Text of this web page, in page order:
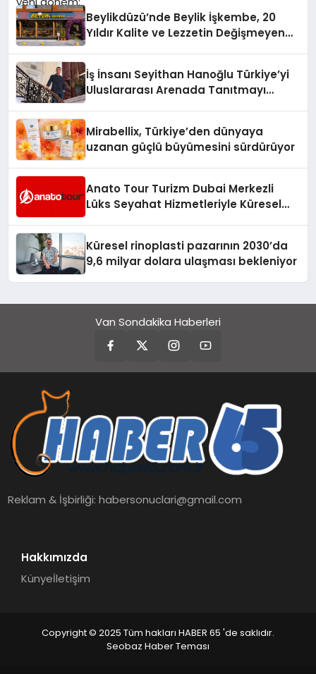
Beylikdüzü’nde Beylik İşkembe, 20
Yıldır Kalite ve Lezzetin Değişmeyen
İş İnsanı Seyithan Hanoğlu Türkiye’yi
Uluslararası Arenada Tanıtmayı
Mirabellix, Türkiye’den dünyaya
uzanan güçlü büyümesini sürdürüyor
Anato Tour Turizm Dubai Merkezli
Lüks Seyahat Hizmetleriyle Küresel
Küresel rinoplasti pazarının 2030’da
9,6 milyar dolara ulaşması bekleniyor
Van Sondakika Haberleri
Reklam & İşbirliği:habersonuclari@gmail.com
Hakkımızda
Künyeİletişim
Copyright © 2025 Tüm hakları HABER 65 'de saklıdır.
Seobaz Haber Teması